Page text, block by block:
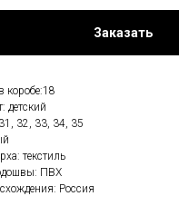
Заказать
коробе:18
детский
32, 33, 34, 35
текстиль
ПВХ
Россия